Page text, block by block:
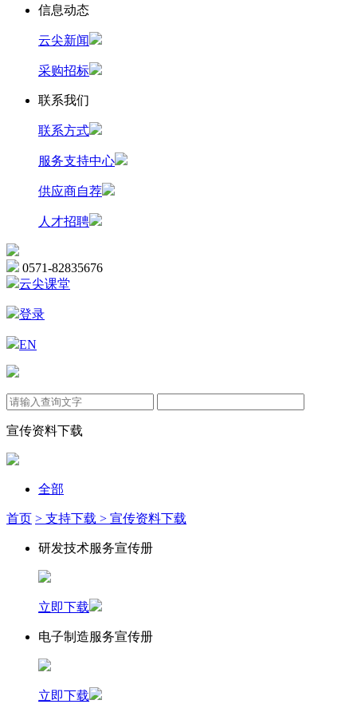
信息动态
云尖新闻
采购招标
联系我们
联系方式
服务支持中心
供应商自荐
人才招聘
0571-82835676
云尖课堂
登录
EN
宣传资料下载
全部
首页 > 支持下载 > 宣传资料下载
研发技术服务宣传册
立即下载
电子制造服务宣传册
立即下载